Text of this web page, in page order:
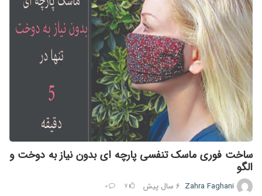
ساخت فوری ماسک تنفسی پارچه ای بدون نیاز به دوخت و
الگو
Zahra Faghani 6 سال پیش 7
0